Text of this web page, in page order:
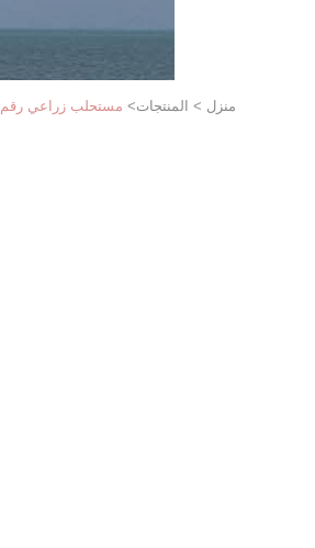
منزل > المنتجات> مستحلب زراعي رقم 600